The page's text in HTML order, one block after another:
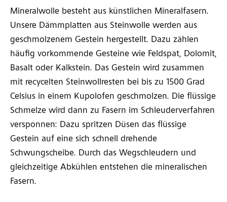
Mineralwolle besteht aus künstlichen Mineralfasern.
Unsere Dämmplatten aus Steinwolle werden aus
geschmolzenem Gestein hergestellt. Dazu zählen
häufig vorkommende Gesteine wie Feldspat, Dolomit,
Basalt oder Kalkstein. Das Gestein wird zusammen
mit recycelten Steinwollresten bei bis zu 1500 Grad
Celsius in einem Kupolofen geschmolzen. Die flüssige
Schmelze wird dann zu Fasern im Schleuderverfahren
versponnen: Dazu spritzen Düsen das flüssige
Gestein auf eine sich schnell drehende
Schwungscheibe. Durch das Wegschleudern und
gleichzeitige Abkühlen entstehen die mineralischen
Fasern.